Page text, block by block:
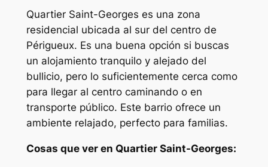
Quartier Saint-Georges es una zona
residencial ubicada al sur del centro de
Périgueux. Es una buena opción si buscas
un alojamiento tranquilo y alejado del
bullicio, pero lo suficientemente cerca como
para llegar al centro caminando o en
transporte público. Este barrio ofrece un
ambiente relajado, perfecto para familias.
Cosas que ver en Quartier Saint-Georges: